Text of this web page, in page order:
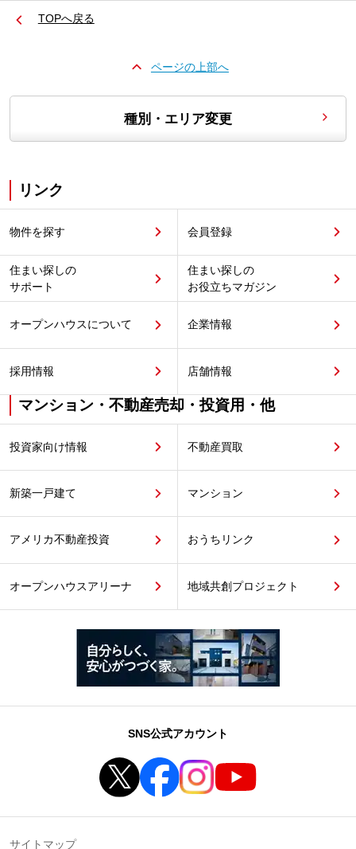
TOPへ戻る
ページの上部へ
種別・エリア変更
リンク
物件を探す 会員登録
住まい探しの
サポート
住まい探しの
お役立ちマガジン
オープンハウスについて 企業情報
採用情報 店舗情報
マンション・不動産売却・投資用・他
投資家向け情報 不動産買取
新築一戸建て マンション
アメリカ不動産投資 おうちリンク
オープンハウスアリーナ 地域共創プロジェクト
SNS公式アカウント
サイトマップ